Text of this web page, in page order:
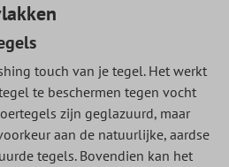
touch van je tegel. Het werkt
te beschermen tegen vocht
zijn geglazuurd, maar
aan de natuurlijke, aardse
tegels. Bovendien kan het